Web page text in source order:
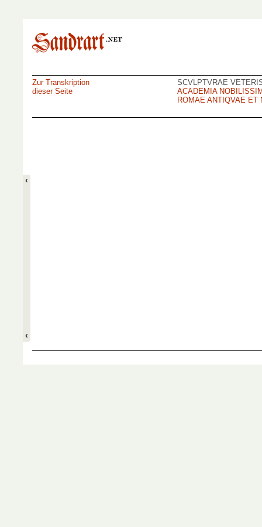
SCVLPTVRAE
ACADEMIA
ROMAE ANTIQVAE ET
Zur Transkription
dieser Seite